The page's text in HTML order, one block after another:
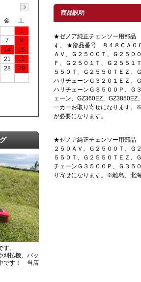
商品説明
★ゼノア純正チェンソー用部品
す。 ★部品番号 ８４８ＣＡ０
ＡＶ、Ｇ２５００Ｔ、Ｇ２５０
Ｆ、Ｇ２５０１Ｔ、Ｇ２５５１
５５０Ｔ、Ｇ２５５０ＴＥＺ、
ハリチェーンＧ３２０１ＥＺ、
ハリチェーンＧ３５００Ｐ、Ｇ
ェーン、GZ360EZ、
ーカーお取り寄せになります。
が必要になります。
★ゼノア純正チェンソー用部
２５０ＡＶ、Ｇ２５００Ｔ、Ｇ
５５０Ｔ、Ｇ２５５０ＴＥＺ、
チェーンＧ３５００Ｐ、Ｇ３５
り寄せになります。※離島、北
金
土
1
7
8
14
15
21
22
28
29
。
刈払機、バッ
です！ 当店